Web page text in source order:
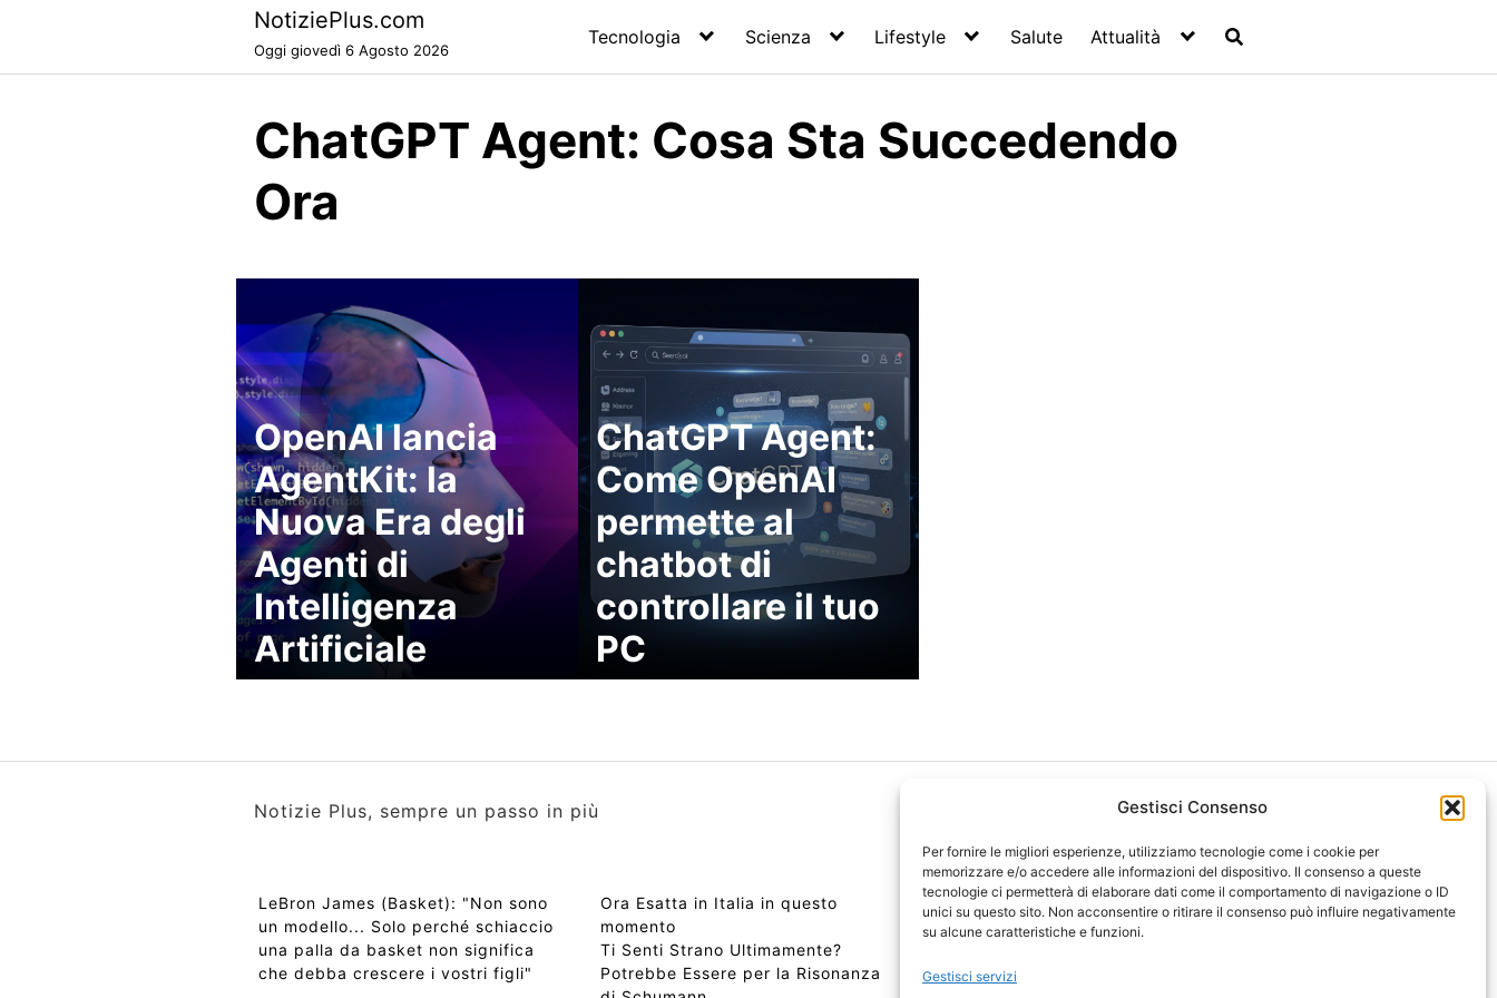
Gestisci Consenso
Per fornire le migliori esperienze, utilizziamo tecnologie come i cookie per
memorizzare e/o accedere alle informazioni del dispositivo. Il consenso a queste
tecnologie ci permetterà di elaborare dati come il comportamento di navigazione o ID
unici su questo sito. Non acconsentire o ritirare il consenso può influire negativamente
su alcune caratteristiche e funzioni.
Gestisci servizi
NotiziePlus.com
Oggi giovedì 6 Agosto 2026
Tecnologia Scienza Lifestyle Salute Attualità
ChatGPT Agent: Cosa Sta Succedendo
Ora
OpenAI lancia
AgentKit: la
Nuova Era degli
Agenti di
Intelligenza
Artificiale
ChatGPT Agent:
Come OpenAI
permette al
chatbot di
controllare il tuo
PC
Notizie Plus, sempre un passo in più
LeBron James (Basket): "Non sono
un modello... Solo perché schiaccio
una palla da basket non significa
che debba crescere i vostri figli"
Ora Esatta in Italia in questo
momento
Ti Senti Strano Ultimamente?
Potrebbe Essere per la Risonanza
Copyright 2026 NotiziePlus.com
Edizioni Web4Star
📰 Contenuto Umano Verificato